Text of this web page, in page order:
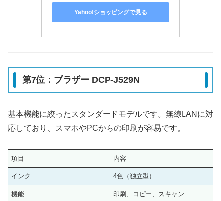
Yahoo!ショッピングで見る
第7位：ブラザー DCP-J529N
基本機能に絞ったスタンダードモデルです。無線LANに対
応しており、スマホやPCからの印刷が容易です。
項目 内容
インク 4色（独立型）
機能 印刷、コピー、スキャン